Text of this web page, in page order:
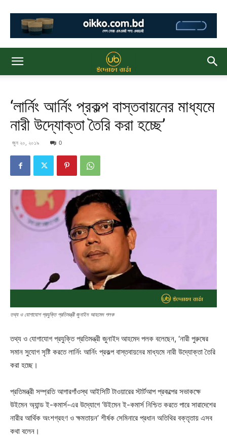
‘লার্নিং আর্নিং প্রকল্প বাস্তবায়নের মাধ্যমে
নারী উদ্যোক্তা তৈরি করা হচ্ছে’
জুন ২০, ২০১৯ 0
তথ্য ও যোগাযোগ প্রযুক্তি প্রতিমন্ত্রী জুনাইদ আহমেদ পলক
তথ্য ও যোগাযোগ প্রযুক্তি প্রতিমন্ত্রী জুনাইদ আহমেদ পলক বলেছেন, ‘নারী পুরুষের
সমান সুযোগ সৃষ্টি করতে লার্নিং আর্নিং প্রকল্প বাস্তবায়নের মাধ্যমে নারী উদ্যোক্তা তৈরি
করা হচ্ছে।
প্রতিমন্ত্রী সম্প্রতি আগারগাঁওস্থ আইসিটি টাওয়ারের স্টার্টআপ প্রকল্পের সভাকক্ষে
উইমেন অ্যান্ড ই-কমার্স-এর উদ্যোগে ‘উইমেন ই-কমার্স নিশ্চিত করতে পারে সারাদেশের
নারীর আর্থিক অংশগ্রহণ ও ক্ষমতায়ন’ শীর্ষক সেমিনারে প্রধান অতিথির বক্তৃতায় এসব
কথা বলেন।